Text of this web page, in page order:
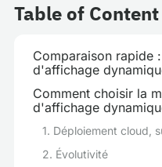
Table of Content
Comparaison rapide
d'affichage
Comment choisir la
d'affichage
1. Déploiement cloud,
2. Évolutivité